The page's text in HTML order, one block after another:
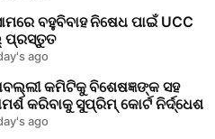
ବହୁବିବାହ ନିଷେଧ ପାଇଁ UCC
ପ୍ରସ୍ତୁତ
ago
କମିଟିକୁ ବିଶେଷଜ୍ଞଙ୍କ ସହ
କରିବାକୁ ସୁପ୍ରିମ୍‌ କୋର୍ଟ ନିର୍ଦ୍ଧେଶ
ago